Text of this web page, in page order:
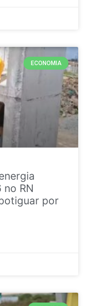
ECONOMIA
RN
por